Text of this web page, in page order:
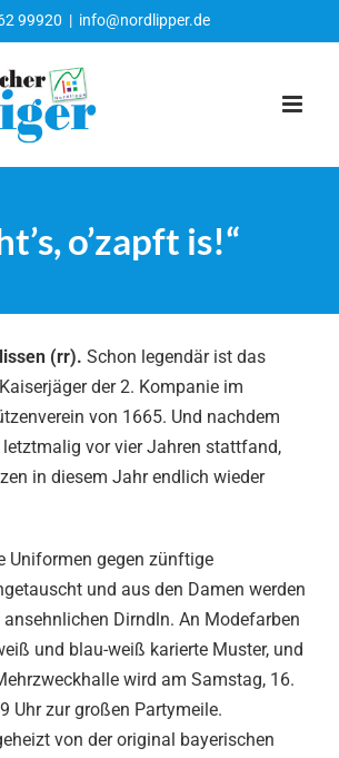
99920 | info@nordlipper.de
o’zapft is!“
(rr). Schon legendär ist das
der 2. Kompanie im
von 1665. Und nachdem
vor vier Jahren stattfand,
in diesem Jahr endlich wieder
Uniformen gegen zünftige
und aus den Damen werden
Dirndln. An Modefarben
und blau-weiß karierte Muster, und
wird am Samstag, 16.
Uhr zur großen Partymeile.
von der original bayerischen